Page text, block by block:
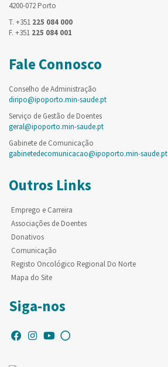
4200-072 Porto
T. +351 225 084 000
F. +351 225 084 001
Fale Connosco
Conselho de Administração
diripo@ipoporto.min-saude.pt
Serviço de Gestão de Doentes
geral@ipoporto.min-saude.pt
Gabinete de Comunicação
gabinetedecomunicacao@ipoporto.min-saude.pt
Outros Links
Emprego e Carreira
Associações de Doentes
Donativos
Comunicação
Registo Oncológico Regional Do Norte
Mapa do Site
Siga-nos